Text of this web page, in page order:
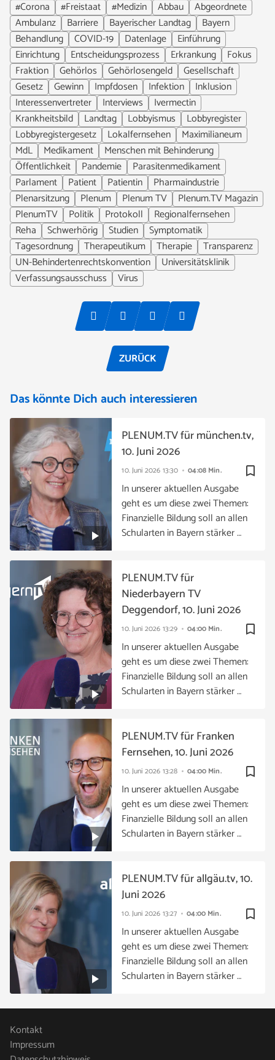
#Corona
#Freistaat #Medizin Abbau
Abgeordnete
Ambulanz
Barriere Bayerischer Landtag
Bayern
Behandlung
COVID-19 Datenlage
Einführung
Einrichtung
Entscheidungsprozess Erkrankung
Fokus
Fraktion
Gehörlos Gehörlosengeld
Gesellschaft
Gesetz
Gewinn Impfdosen Infektion
Inklusion
Interessenvertreter
Interviews
Ivermectin
Krankheitsbild
Landtag Lobbyismus
Lobbyregister
Lobbyregistergesetz
Lokalfernsehen
Maximilianeum
MdL
Medikament
Menschen mit Behinderung
Öffentlichkeit
Pandemie
Parasitenmedikament
Parlament
Patient Patientin
Pharmaindustrie
Plenarsitzung
Plenum Plenum TV
Plenum.TV Magazin
PlenumTV
Politik Protokoll
Regionalfernsehen
Reha
Schwerhörig Studien
Symptomatik
Tagesordnung
Therapeutikum Therapie
Transparenz
UN-Behindertenrechtskonvention
Universitätsklinik
Verfassungsausschuss
Virus
ZURÜCK
Das könnte Dich auch interessieren
bookmark_border
10. Juni 2026 13:30 04:08 Min.
PLENUM.TV für münchen.tv,
10. Juni 2026
In unserer aktuellen Ausgabe
geht es um diese zwei Themen:
Finanzielle Bildung soll an allen
Schularten in Bayern stärker …
bookmark_border
10. Juni 2026 13:29 04:00 Min.
PLENUM.TV für
Niederbayern TV
Deggendorf, 10. Juni 2026
In unserer aktuellen Ausgabe
geht es um diese zwei Themen:
Finanzielle Bildung soll an allen
Schularten in Bayern stärker …
bookmark_border
10. Juni 2026 13:28 04:00 Min.
PLENUM.TV für Franken
Fernsehen, 10. Juni 2026
In unserer aktuellen Ausgabe
geht es um diese zwei Themen:
Finanzielle Bildung soll an allen
Schularten in Bayern stärker …
bookmark_border
10. Juni 2026 13:27 04:00 Min.
PLENUM.TV für allgäu.tv, 10.
Juni 2026
In unserer aktuellen Ausgabe
geht es um diese zwei Themen:
Finanzielle Bildung soll an allen
Schularten in Bayern stärker …
Kontakt
Impressum